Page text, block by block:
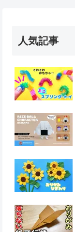
人気記事